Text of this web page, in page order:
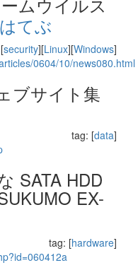
security][Linux][Windows]
0604/10/news080.html
ブサイト集
tag: [data]
SATA HDD
EX-
tag: [hardware]